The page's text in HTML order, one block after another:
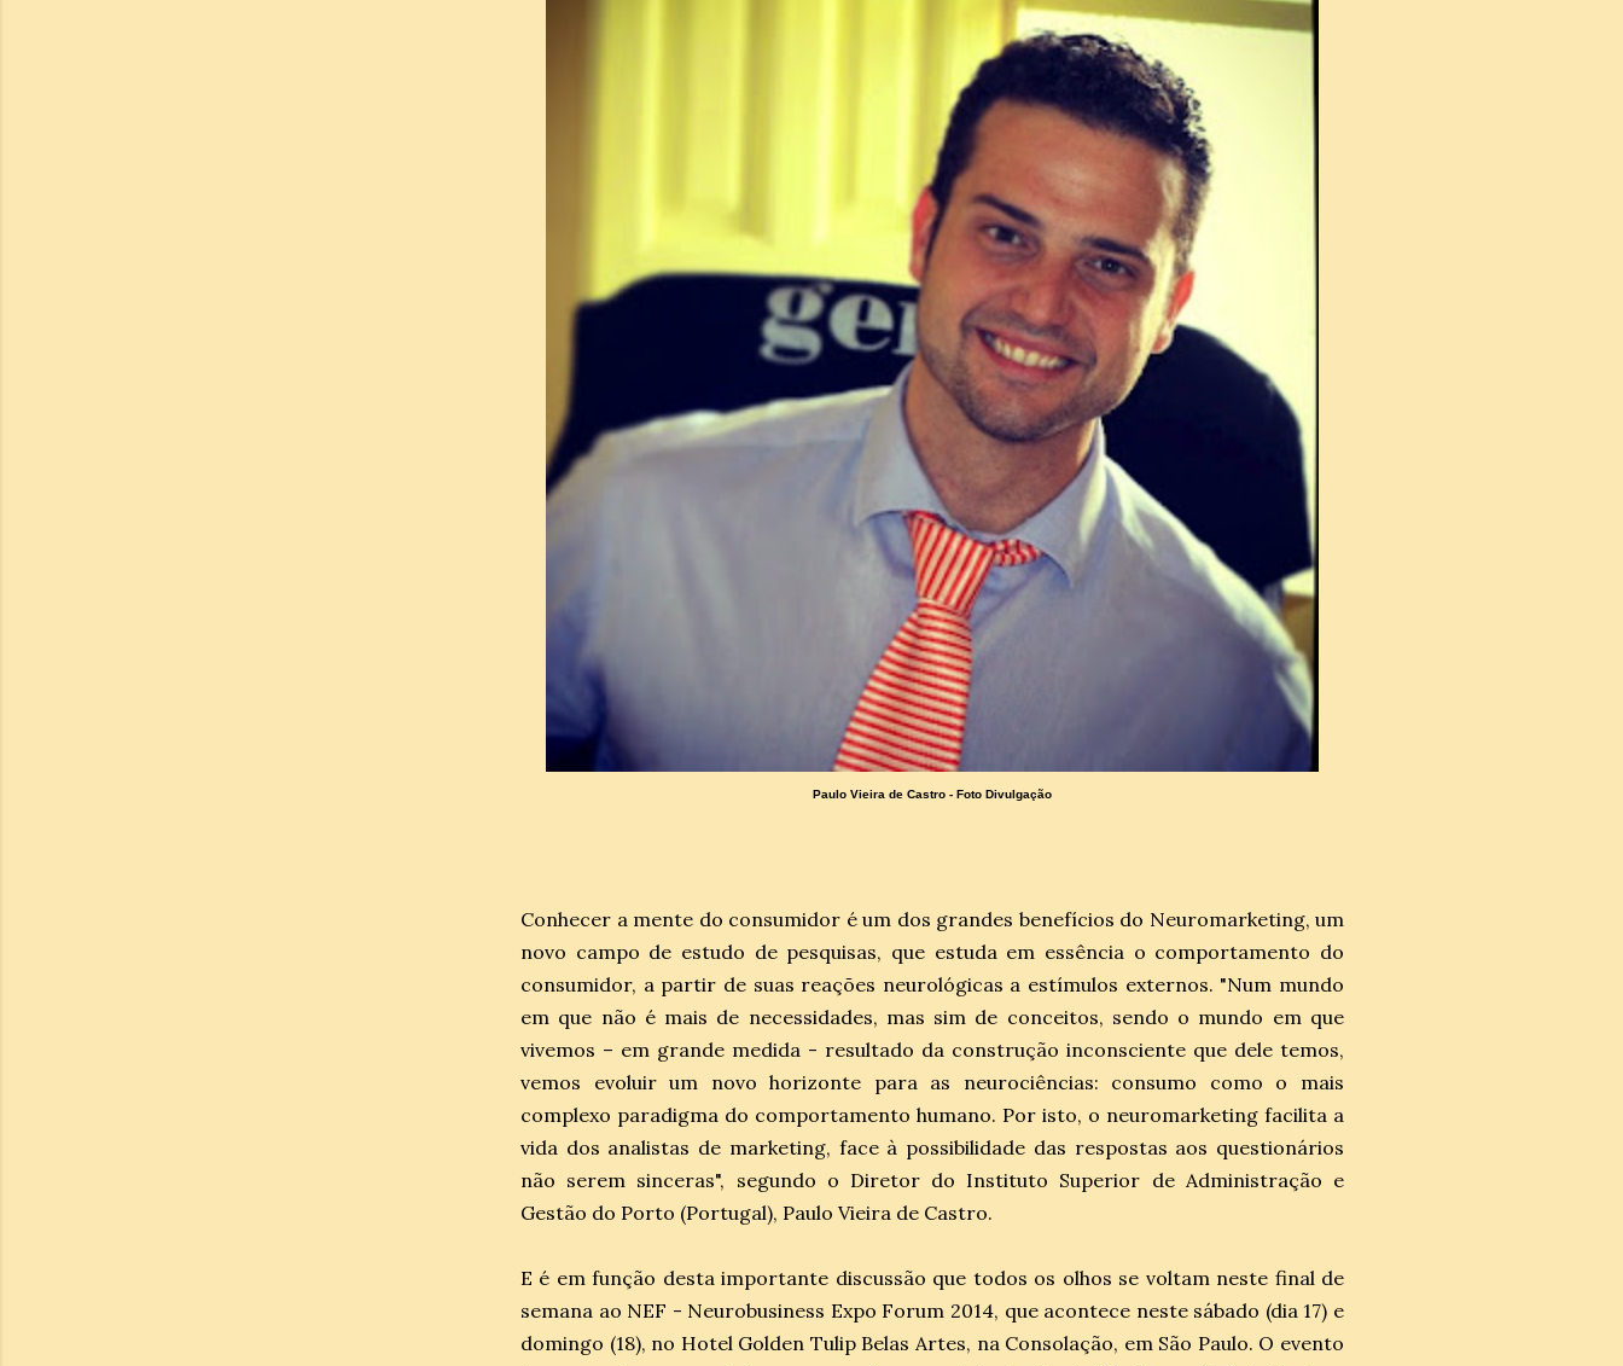
Paulo Vieira de Castro - Foto Divulgação
Conhecer a mente do consumidor é um dos grandes benefícios do Neuromarketing, um
novo campo de estudo de pesquisas, que estuda em essência o comportamento do
consumidor, a partir de suas reações neurológicas a estímulos externos. "Num mundo
em que não é mais de necessidades, mas sim de conceitos, sendo o mundo em que
vivemos – em grande medida - resultado da construção inconsciente que dele temos,
vemos evoluir um novo horizonte para as neurociências: consumo como o mais
complexo paradigma do comportamento humano. Por isto, o neuromarketing facilita a
vida dos analistas de marketing, face à possibilidade das respostas aos questionários
não serem sinceras", segundo o Diretor do Instituto Superior de Administração e
Gestão do Porto (Portugal), Paulo Vieira de Castro.
E é em função desta importante discussão que todos os olhos se voltam neste final de
semana ao NEF - Neurobusiness Expo Forum 2014, que acontece neste sábado (dia 17) e
domingo (18), no Hotel Golden Tulip Belas Artes, na Consolação, em São Paulo. O evento